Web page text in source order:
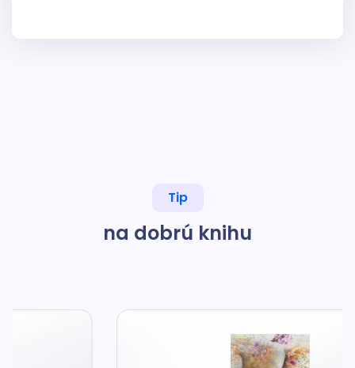
Tip
na dobrú knihu